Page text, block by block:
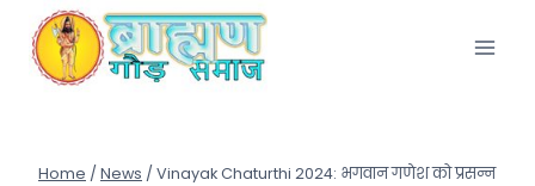
content
Home / News / Vinayak Chaturthi 2024: भगवान गणेश को प्रसन्न